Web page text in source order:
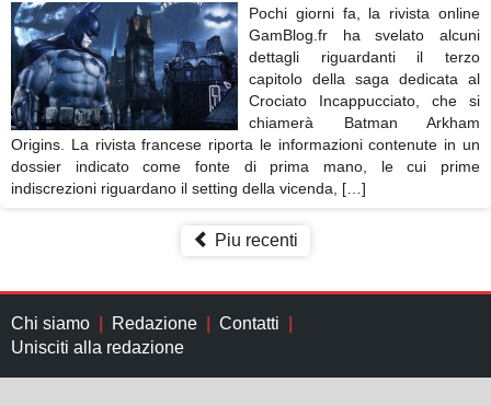
Pochi giorni fa, la rivista online
GamBlog.fr ha svelato alcuni
dettagli riguardanti il terzo
capitolo della saga dedicata al
Crociato Incappucciato, che si
chiamerà Batman Arkham
Origins. La rivista francese riporta le informazioni contenute in un
dossier indicato come fonte di prima mano, le cui prime
indiscrezioni riguardano il setting della vicenda, […]
Piu recenti
Chi siamo Redazione
Contatti
Unisciti alla redazione